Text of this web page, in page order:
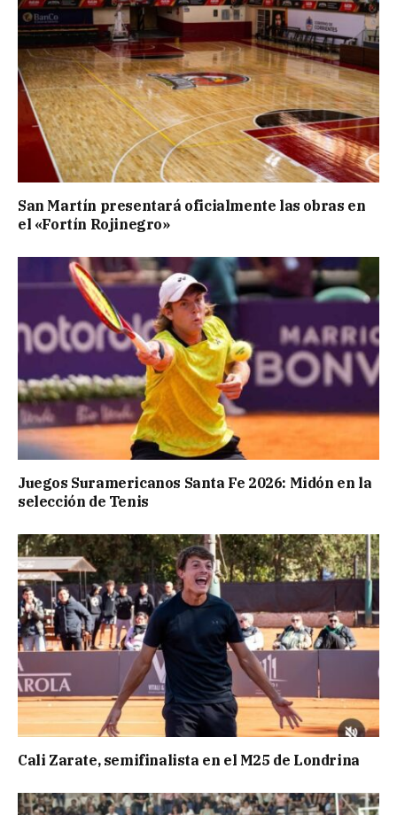
San Martín presentará oficialmente las obras en
el «Fortín Rojinegro»
Juegos Suramericanos Santa Fe 2026: Midón en la
selección de Tenis
Cali Zarate, semifinalista en el M25 de Londrina